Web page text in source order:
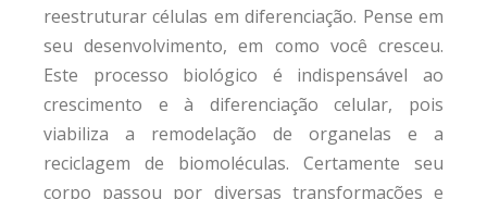
reestruturar células em diferenciação. Pense em
seu desenvolvimento, em como você cresceu.
Este processo biológico é indispensável ao
crescimento e à diferenciação celular, pois
viabiliza a remodelação de organelas e a
reciclagem de biomoléculas. Certamente seu
corpo passou por diversas transformações e